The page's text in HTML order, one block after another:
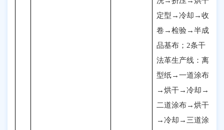
定型→冷却→收
卷→检验→半成
品基布；2条干
法革生产线： 离
型纸→一道涂布
→烘干→冷却→
二道涂布→烘干
→冷却→三道涂